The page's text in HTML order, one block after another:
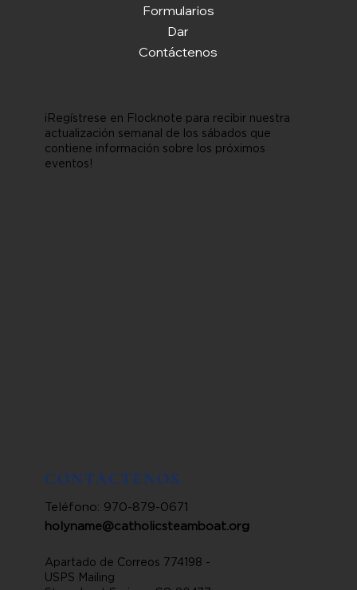
Formularios
Dar
Contáctenos
¡Regístrese en Flocknote para recibir nuestra
actualización semanal de los sábados que
contiene información sobre los próximos
eventos!
CONTÁCTENOS
Teléfono: 970-879-0671
holyname@catholicsteamboat.org
Apartado de Correos 774198 -
USPS Mailing